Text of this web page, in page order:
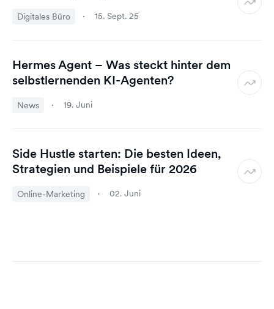
Digitales Büro 15. Sept. 25
Hermes Agent – Was steckt hinter dem
selbstlernenden KI-Agenten?
News 19. Juni
Side Hustle starten: Die besten Ideen,
Strategien und Beispiele für 2026
Online-Marketing 02. Juni